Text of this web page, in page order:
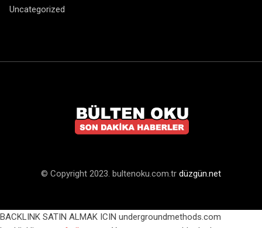
Uncategorized
© Copyright 2023. bultenoku.com.tr düzgün.net
BACKLINK SATIN ALMAK ICIN undergroundmethods.com